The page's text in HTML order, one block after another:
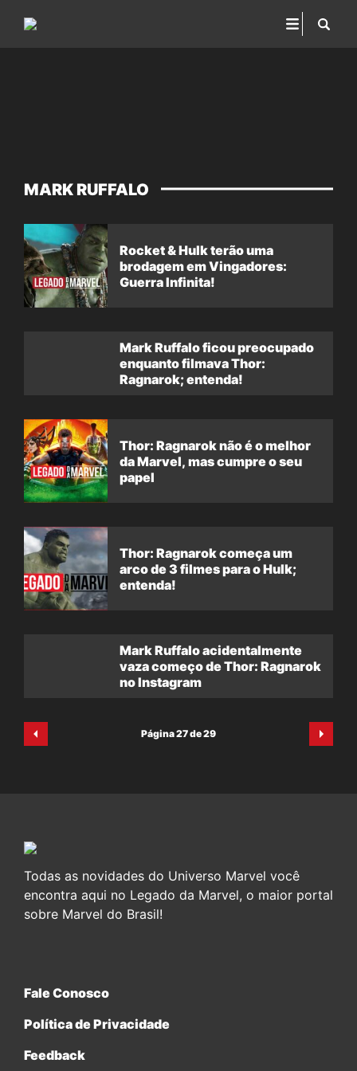
MARK RUFFALO
Rocket & Hulk terão uma
brodagem em Vingadores:
Guerra Infinita!
Mark Ruffalo ficou preocupado
enquanto filmava Thor:
Ragnarok; entenda!
Thor: Ragnarok não é o melhor
da Marvel, mas cumpre o seu
papel
Thor: Ragnarok começa um
arco de 3 filmes para o Hulk;
entenda!
Mark Ruffalo acidentalmente
vaza começo de Thor: Ragnarok
no Instagram
Página 27 de 29
Todas as novidades do Universo Marvel você
encontra aqui no Legado da Marvel, o maior portal
sobre Marvel do Brasil!
Fale Conosco
Política de Privacidade
Feedback